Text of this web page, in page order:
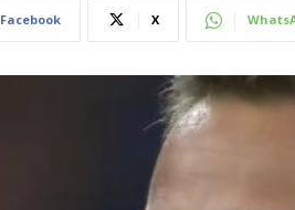
Facebook X